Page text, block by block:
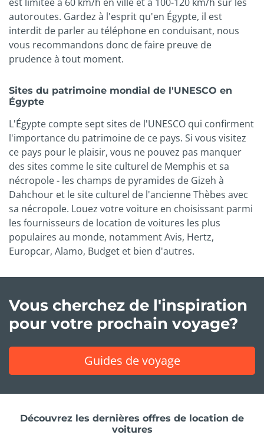
autoroutes. Gardez à l'esprit qu'en Égypte, il est
interdit de parler au téléphone en conduisant, nous
vous recommandons donc de faire preuve de
prudence à tout moment.
Sites du patrimoine mondial de l'UNESCO en
Égypte
L'Égypte compte sept sites de l'UNESCO qui confirment
l'importance du patrimoine de ce pays. Si vous visitez
ce pays pour le plaisir, vous ne pouvez pas manquer
des sites comme le site culturel de Memphis et sa
nécropole - les champs de pyramides de Gizeh à
Dahchour et le site culturel de l'ancienne Thèbes avec
sa nécropole. Louez votre voiture en choisissant parmi
les fournisseurs de location de voitures les plus
populaires au monde, notamment Avis, Hertz,
Europcar, Alamo, Budget et bien d'autres.
Vous cherchez de l'inspiration
pour votre prochain voyage?
Guides de voyage
Découvrez les dernières offres de location de
voitures